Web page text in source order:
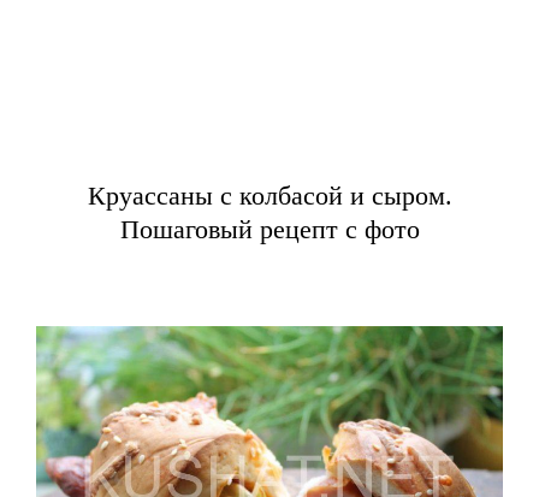
Круассаны с колбасой и сыром.
Пошаговый рецепт с фото